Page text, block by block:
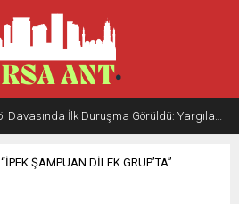
Doruk Efe Bingöl Davasında İlk Duruşma Görüldü: Yargılama 20 Ekim 2026’ya Ertelendi
“İPEK ŞAMPUAN DİLEK GRUP’TA”